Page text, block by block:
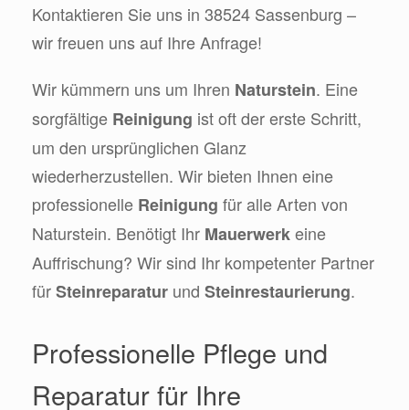
Kontaktieren Sie uns in 38524 Sassenburg –
wir freuen uns auf Ihre Anfrage!
Wir kümmern uns um Ihren Naturstein. Eine
sorgfältige Reinigung ist oft der erste Schritt,
um den ursprünglichen Glanz
wiederherzustellen. Wir bieten Ihnen eine
professionelle Reinigung für alle Arten von
Naturstein. Benötigt Ihr Mauerwerkeine
Auffrischung? Wir sind Ihr kompetenter Partner
fürSteinreparatur und Steinrestaurierung.
Professionelle Pflege und
Reparatur für Ihre